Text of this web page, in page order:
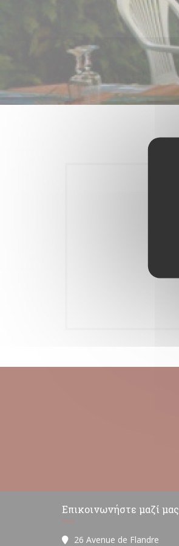
Επικοινωνήστε μαζί μας
26 Avenue de Flandre